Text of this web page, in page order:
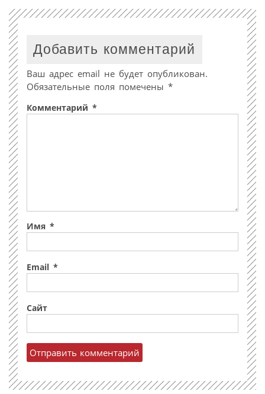
Добавить комментарий
Ваш адрес email не будет опубликован.
Обязательные поля помечены *
Комментарий *
Имя *
Email *
Сайт